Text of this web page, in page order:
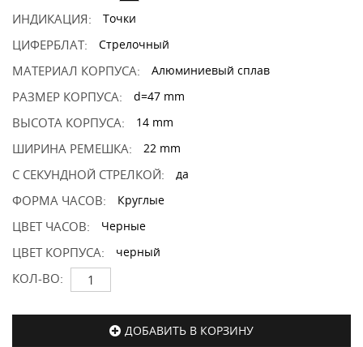
ИНДИКАЦИЯ:
Точки
ЦИФЕРБЛАТ: Стрелочный
МАТЕРИАЛ КОРПУСА: Алюминиевый сплав
РАЗМЕР КОРПУСА: d=47 mm
ВЫСОТА КОРПУСА: 14 mm
ШИРИНА РЕМЕШКА: 22 mm
С СЕКУНДНОЙ СТРЕЛКОЙ: да
ФОРМА ЧАСОВ: Круглые
ЦВЕТ ЧАСОВ: Черные
ЦВЕТ КОРПУСА: черный
КОЛ-ВО:
ДОБАВИТЬ В КОРЗИНУ